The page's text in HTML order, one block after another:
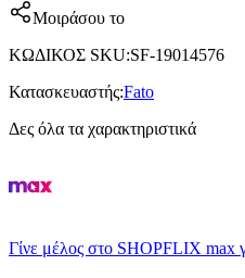
Μοιράσου το
ΚΩΔΙΚΟΣ SKU:SF-19014576
Κατασκευαστής:Fato
Δες όλα τα χαρακτηριστικά
Γίνε μέλος στο SHOPFLIX max